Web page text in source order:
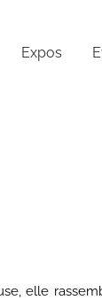
Expos
elle